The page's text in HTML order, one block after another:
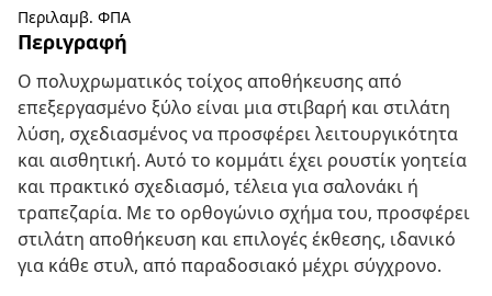
Περιλαμβ. ΦΠΑ
Περιγραφή
Ο πολυχρωματικός τοίχος αποθήκευσης από
επεξεργασμένο ξύλο είναι μια στιβαρή και στιλάτη
λύση, σχεδιασμένος να προσφέρει λειτουργικότητα
και αισθητική. Αυτό το κομμάτι έχει ρουστίκ γοητεία
και πρακτικό σχεδιασμό, τέλεια για σαλονάκι ή
τραπεζαρία. Με το ορθογώνιο σχήμα του, προσφέρει
στιλάτη αποθήκευση και επιλογές έκθεσης, ιδανικό
για κάθε στυλ, από παραδοσιακό μέχρι σύγχρονο.